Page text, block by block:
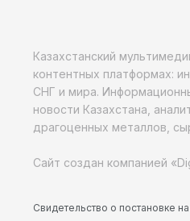
Казахстанский
контентных платформах:
СНГ и мира.
новости Казахстана,
драгоценных металлов,
Сайт создан компанией
Свидетельство о постановке